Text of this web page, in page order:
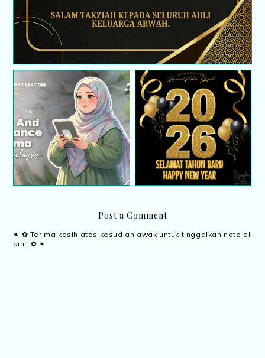
Home Fragrance Aroma
| Unboxing Malaysia
Tahun Baru dan
Perjalanan Hidup
Seterusnya
Post a Comment
❧ ✿ Terima kasih atas kesudian awak untuk tinggalkan nota di
sini..✿ ❧